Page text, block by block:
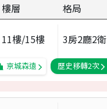
樓層 格局
11樓/15樓 3房2廳2衛
京城森遠 歷史移轉2次